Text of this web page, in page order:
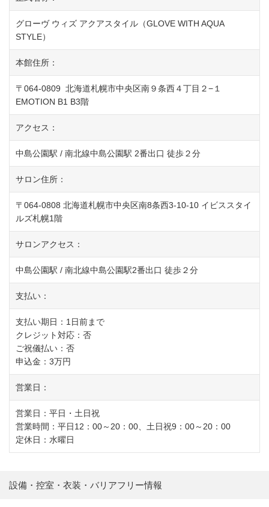
グローヴ ウィズ アクアスタイル（GLOVE WITH AQUA
STYLE）
本館住所：
〒064-0809 北海道札幌市中央区南９条西４丁目２−１
EMOTION B1 B3階
アクセス：
中島公園駅 / 南北線中島公園駅 2番出口 徒歩２分
サロン住所：
〒064-0808 北海道札幌市中央区南8条西3-10-10 イビススタイ
ルズ札幌1階
サロンアクセス：
中島公園駅 / 南北線中島公園駅2番出口 徒歩２分
支払い：
支払い期日：1日前まで
クレジット対応：否
ご祝儀払い：否
申込金：3万円
営業日：
営業日：平日・土日祝
営業時間：平日12：00～20：00、土日祝9：00～20：00
定休日：水曜日
設備・控室・衣装・バリアフリー情報